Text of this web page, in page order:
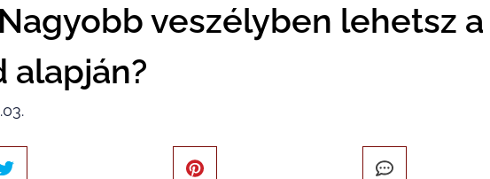
veszélyben lehetsz a
alapján?